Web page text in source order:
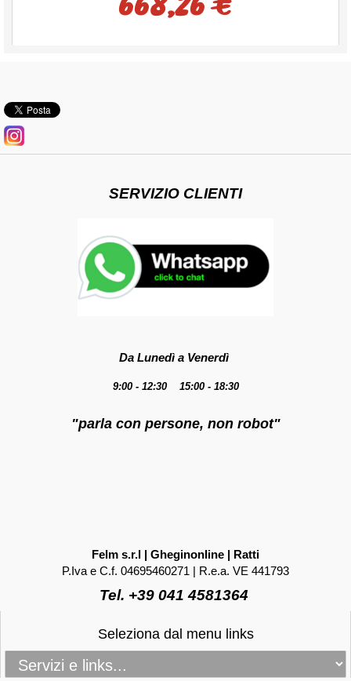
SERVIZIO CLIENTI
Da Lunedì a Venerdì
9:00 - 12:30 15:00 - 18:30
"parla con persone, non robot"
Felm s.r.l | Gheginonline | Ratti
P.Iva e C.f. 04695460271 | R.e.a. VE 441793
Tel. +39 041 4581364
Seleziona dal menu links